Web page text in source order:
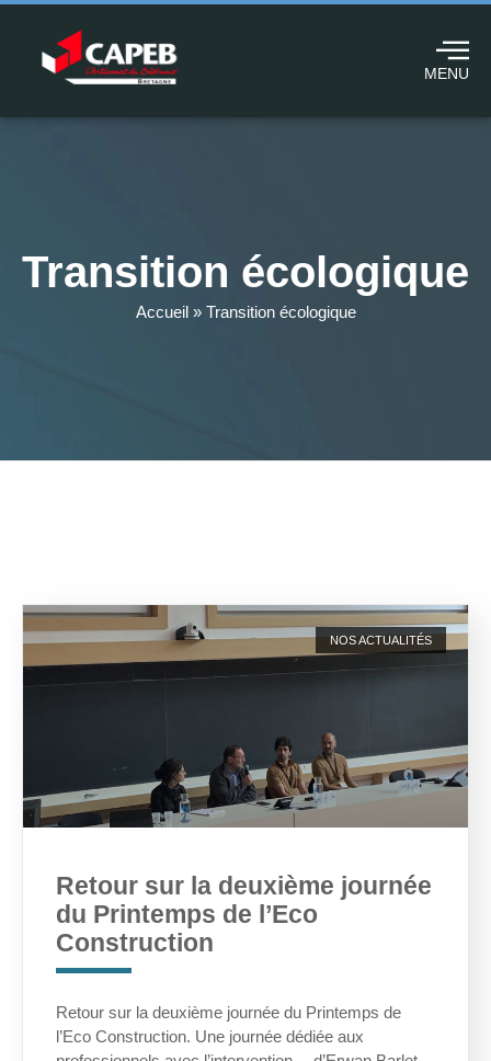
MENU
Transition écologique
Accueil» Transition écologique
NOS ACTUALITÉS
Retour sur la deuxième journée
du Printemps de l’Eco
Construction
Retour sur la deuxième journée du Printemps de
l’Eco Construction. Une journée dédiée aux